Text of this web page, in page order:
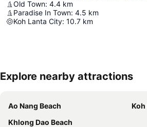
Old Town: 4.4 km
Paradise In Town: 4.5 km
Koh Lanta City: 10.7 km
Explore nearby attractions
Ao Nang Beach
Khlong Dao Beach